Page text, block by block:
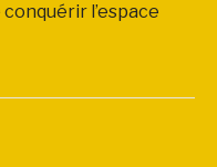
l’espace